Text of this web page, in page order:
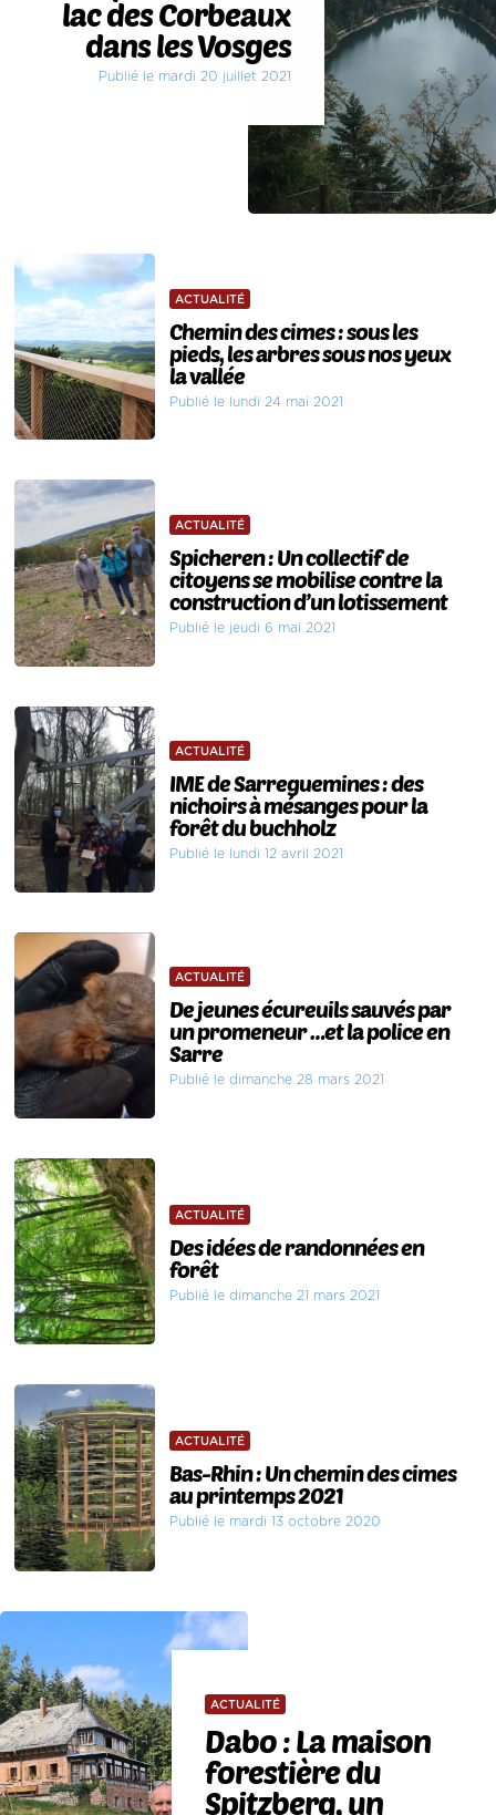
lac des Corbeaux
dans les Vosges
Publié le mardi 20 juillet 2021
ACTUALITÉ
Chemin des cimes : sous les
pieds, les arbres sous nos yeux
la vallée
Publié le lundi 24 mai 2021
ACTUALITÉ
Spicheren : Un collectif de
citoyens se mobilise contre la
construction d’un lotissement
Publié le jeudi 6 mai 2021
ACTUALITÉ
IME de Sarreguemines : des
nichoirs à mésanges pour la
forêt du buchholz
Publié le lundi 12 avril 2021
ACTUALITÉ
De jeunes écureuils sauvés par
un promeneur …et la police en
Sarre
Publié le dimanche 28 mars 2021
ACTUALITÉ
Des idées de randonnées en
forêt
Publié le dimanche 21 mars 2021
ACTUALITÉ
Bas-Rhin : Un chemin des cimes
au printemps 2021
Publié le mardi 13 octobre 2020
ACTUALITÉ
Dabo : La maison
forestière du
Spitzberg, un